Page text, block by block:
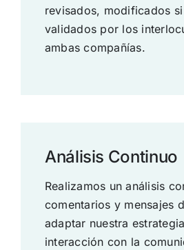
revisados, modificados
validados por los
ambas compañías.
Análisis Continuo
Realizamos un análisis
comentarios y mensajes
adaptar nuestra
interacción con la